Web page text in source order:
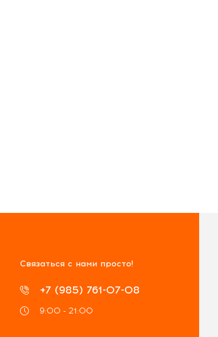
Связаться с нами просто!
+7 (985) 761-07-08
9:00 - 21:00